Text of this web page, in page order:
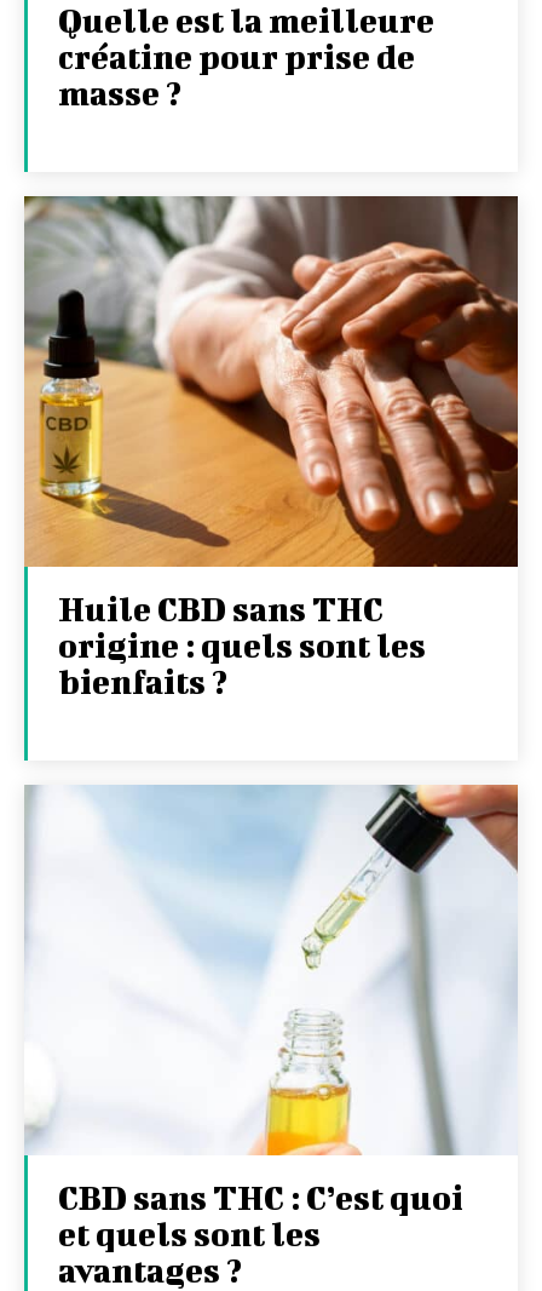
Quelle est la meilleure
créatine pour prise de
masse ?
Huile CBD sans THC
origine : quels sont les
bienfaits ?
CBD sans THC : C’est quoi
et quels sont les
avantages ?